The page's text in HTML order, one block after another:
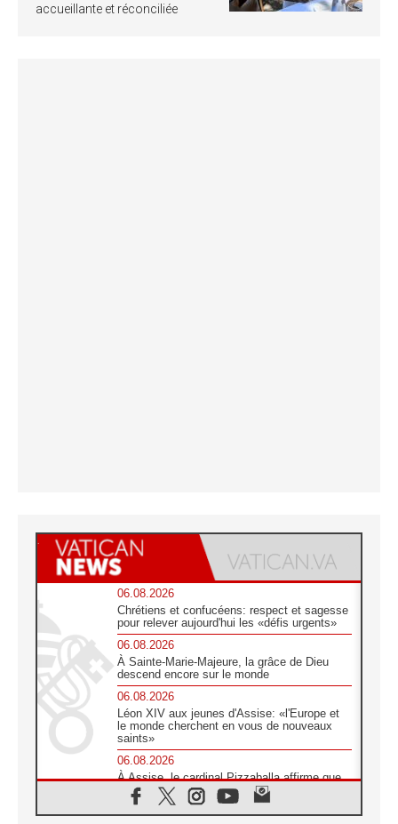
accueillante et réconciliée
06.08.2026
Chrétiens et confucéens: respect et sagesse
pour relever aujourd'hui les «défis urgents»
06.08.2026
À Sainte-Marie-Majeure, la grâce de Dieu
descend encore sur le monde
06.08.2026
Léon XIV aux jeunes d'Assise: «l'Europe et
le monde cherchent en vous de nouveaux
saints»
06.08.2026
À Assise, le cardinal Pizzaballa affirme que
«les chrétiens veulent la paix»
06.08.2026